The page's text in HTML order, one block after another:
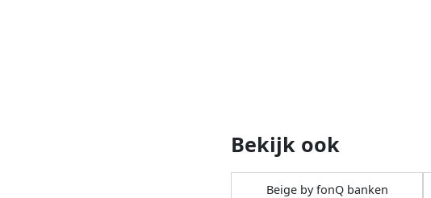
Bekijk ook
Beige by fonQ banken